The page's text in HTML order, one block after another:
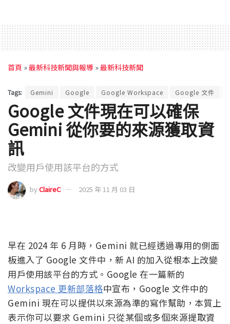
首頁 »最新科技新聞與報導 »最新科技新聞
Tags: Gemini Google Google Workspace Google 文件
Google 文件現在可以確保
Gemini 從你要的來源獲取資
訊
改變用戶使用該平台的方式
byClaireC 2025 年 11 月 03 日
早在 2024 年 6 月時，Gemini 就已經透過專用的側面
板進入了 Google 文件中，新 AI 的加入從根本上改變
用戶使用該平台的方式。Google 在一篇新的
Workspace 更新部落格中宣布，Google 文件中的
Gemini 現在可以提供以來源為準的寫作幫助，本質上
表示你可以要求 Gemini 只從某個或多個來源提取資